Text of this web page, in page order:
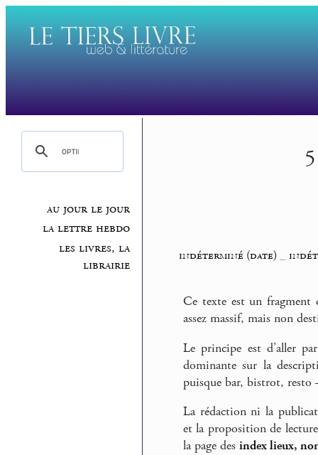
au jour le jour
la lettre hebdo
les livres, la
librairie
indéterminé (date)
Ce texte est un fragment
assez massif, mais non
Le principe est d’aller
dominante sur la
puisque bar, bistrot,
La rédaction ni la
et la proposition de
la page des index lieux,